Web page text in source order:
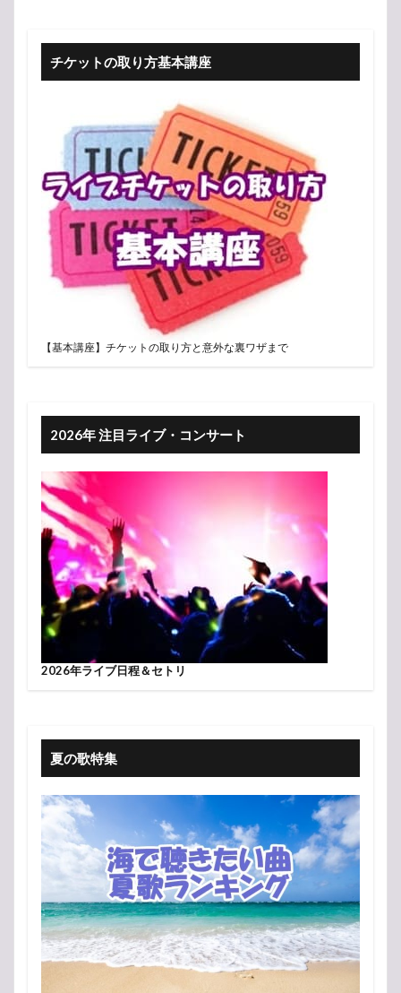
チケットの取り方基本講座
【基本講座】チケットの取り方と意外な裏ワザまで
2026年 注目ライブ・コンサート
2026年ライブ日程＆セトリ
夏の歌特集